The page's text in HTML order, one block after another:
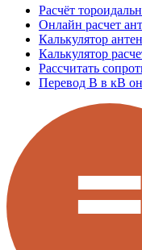
Расчёт
Онлайн расчет
Калькулятор
Калькулятор
Рассчитать
Перевод В в кВ